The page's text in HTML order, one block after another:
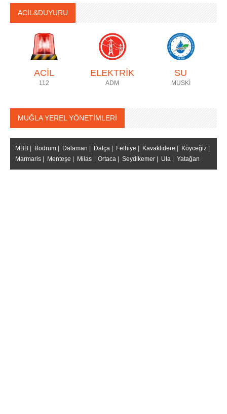
ACİL&DUYURU
ACİL
112
ELEKTRİK
ADM
SU
MUSKİ
MUĞLA YEREL YÖNETİMLERİ
MBB | Bodrum | Dalaman | Datça | Fethiye | Kavaklıdere | Köyceğiz |
Marmaris | Menteşe | Milas | Ortaca | Seydikemer | Ula | Yatağan